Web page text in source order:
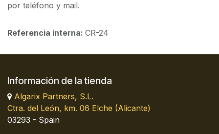
por teléfono y mail.
Referencia interna: CR-24
Información de la tienda
Algarix Partners, S.L.
Ctra. del León, km. 06 Elche (Alicante)
03293 - Spain